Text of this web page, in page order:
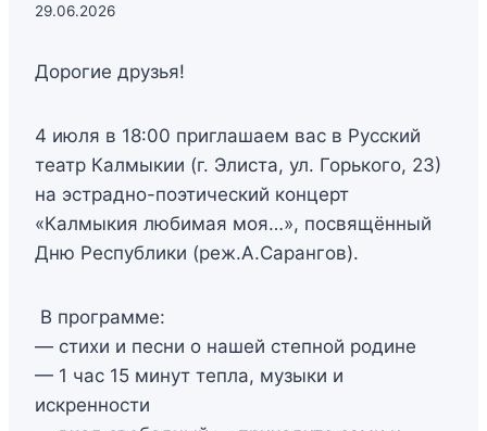
29.06.2026
Дорогие друзья!
4 июля в 18:00 приглашаем вас в Русский
театр Калмыкии (г. Элиста, ул. Горького, 23)
на эстрадно-поэтический концерт
«Калмыкия любимая моя…», посвящённый
Дню Республики (реж.А.Сарангов).
В программе:
— стихи и песни о нашей степной родине
— 1 час 15 минут тепла, музыки и
искренности